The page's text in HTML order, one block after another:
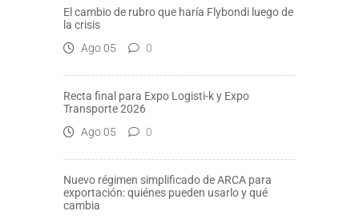
El cambio de rubro que haría Flybondi luego de
la crisis
Ago 05
0
Recta final para Expo Logisti-k y Expo
Transporte 2026
Ago 05
0
Nuevo régimen simplificado de ARCA para
exportación: quiénes pueden usarlo y qué
cambia